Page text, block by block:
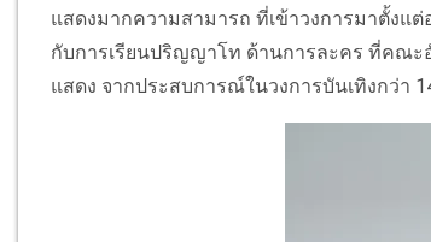
แสดงมากความสามารถ ที่เข้าวงการมาตั้งแ
กับการเรียนปริญญาโท ด้านการละคร ที่คณะ
แสดง จากประสบการณ์ในวงการบันเทิงกว่า